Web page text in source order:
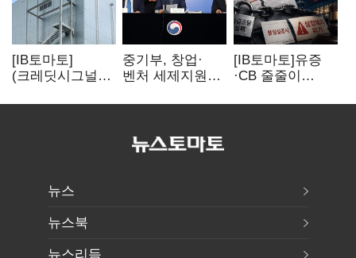
[IB토마토]
(크레딧시그널)
수혜에도
중기부, 창업·
벤처 세제지원
사업승계
[IB토마토]유증
·CB 줄줄이
벌점 급증에 상폐
뉴스
뉴스북
뉴스리듬